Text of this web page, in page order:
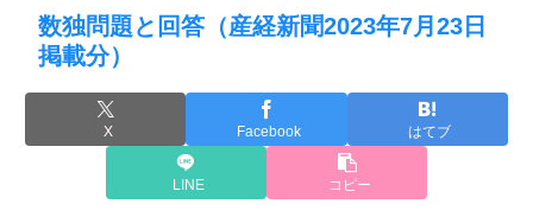
数独問題と回答（産経新聞2023年7月23日
掲載分）
X Facebook はてブ
LINE コピー